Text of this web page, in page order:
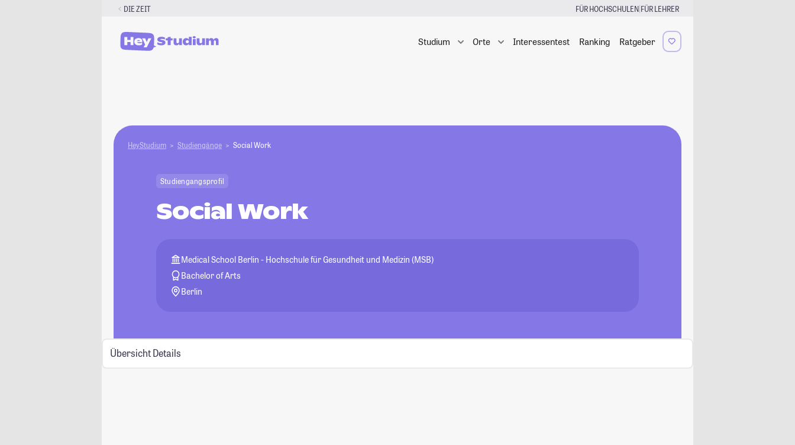
DIE ZEIT FÜR HOCHSCHULEN|FÜR LEHRER
Studium Orte Interessentest Ranking Ratgeber
HeyStudium Studiengänge Social Work
Studiengangsprofil
Social Work
Medical School Berlin - Hochschule für Gesundheit und Medizin (MSB)
Bachelor of Arts
Berlin
Übersicht Details